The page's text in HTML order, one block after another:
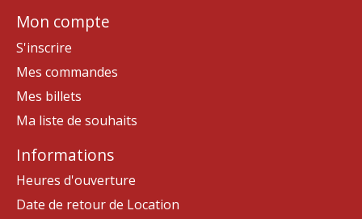
Mon compte
S'inscrire
Mes commandes
Mes billets
Ma liste de souhaits
Informations
Heures d'ouverture
Date de retour de Location